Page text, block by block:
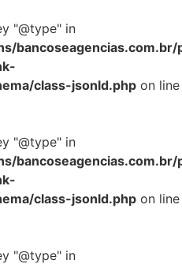
"@type" in
class-jsonld.php on line
"@type" in
class-jsonld.php on line
"@type" in